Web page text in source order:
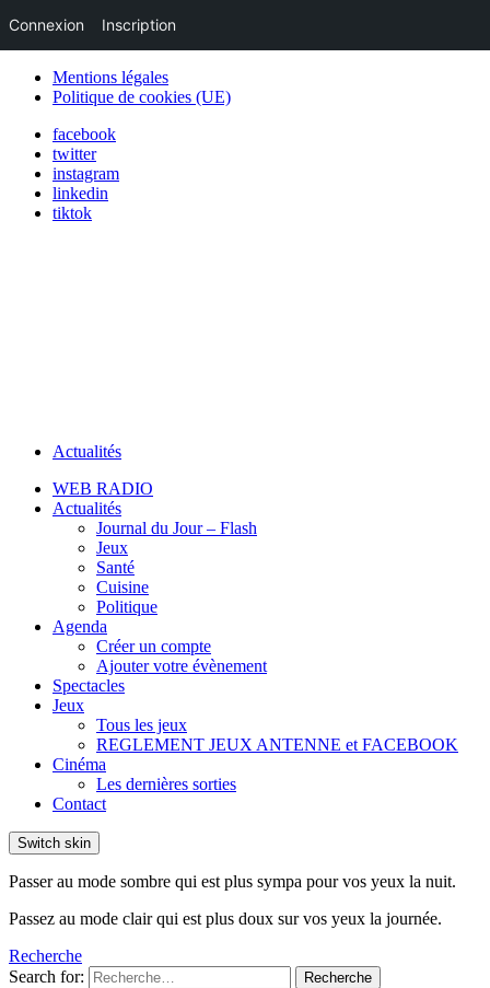
Mentions légales
Politique de cookies (UE)
facebook
twitter
instagram
linkedin
tiktok
Actualités
WEB RADIO
Actualités
Journal du Jour – Flash
Jeux
Santé
Cuisine
Politique
Agenda
Créer un compte
Ajouter votre évènement
Spectacles
Jeux
Tous les jeux
REGLEMENT JEUX ANTENNE et FACEBOOK
Cinéma
Les dernières sorties
Contact
Switch skin
Passer au mode sombre qui est plus sympa pour vos yeux la nuit.
Passez au mode clair qui est plus doux sur vos yeux la journée.
Recherche
Search for:
Recherche
Connexion Inscription